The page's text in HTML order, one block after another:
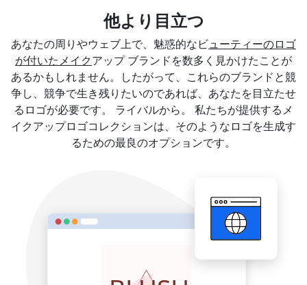
他より目立つ
あなたの周りやウェブ上で、魅惑的なビ ューティーのロゴ
が付いたメイク アップ ブランドを数多く見かけたことが
あるかもしれません。したがって、これらのブランドと競
争し、競争で生き残りたいのであれば、あなたを目立たせ
るロゴが必要です。 ライバルから。 私たちが提供するメ
イクアップロゴコレクションは、そのようなロゴを生成す
るための最良のオプションです。